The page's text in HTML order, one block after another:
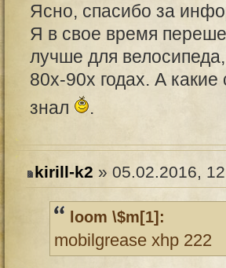
Ясно, спасибо за
Я в свое время
лучше для
80х-90х годах. А
знал
.
kirill-k2 » 05.02.2016,
loom \$m[1]:
mobilgrease xhp 222